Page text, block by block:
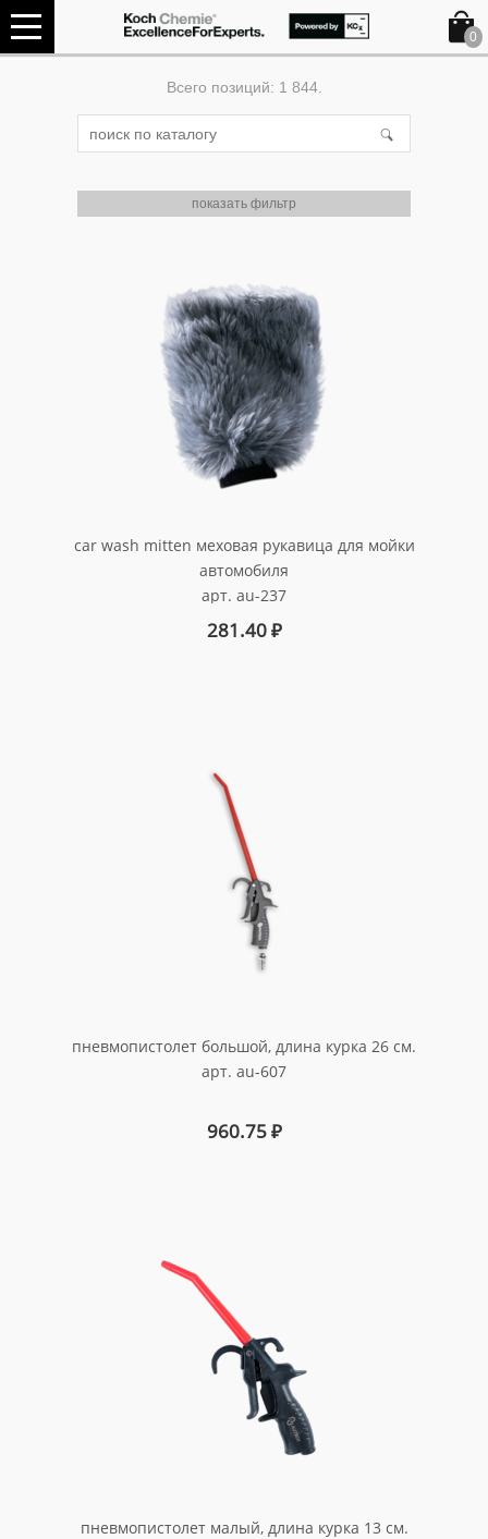
Всего позиций: 1 844.
показать фильтр
car wash mitten меховая рукавица для мойки
автомобиля
арт. au-237
281.40₽
пневмопистолет большой, длина курка 26 см.
арт. au-607
960.75₽
пневмопистолет малый, длина курка 13 см.
0